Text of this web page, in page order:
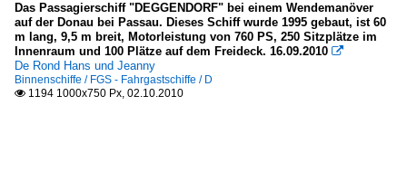
Das Passagierschiff "DEGGENDORF" bei einem Wendemanöver
auf der Donau bei Passau. Dieses Schiff wurde 1995 gebaut, ist 60
m lang, 9,5 m breit, Motorleistung von 760 PS, 250 Sitzplätze im
Innenraum und 100 Plätze auf dem Freideck. 16.09.2010 
De Rond Hans und Jeanny
Binnenschiffe / FGS - Fahrgastschiffe / D
 1194 1000x750 Px, 02.10.2010